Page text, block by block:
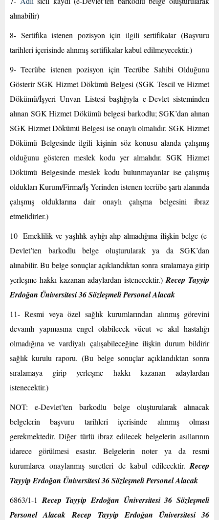
alınabilir)
8- Sertifika istenen pozisyon için ilgili sertifikalar (Başvuru
tarihleri içerisinde alınmış sertifikalar kabul edilmeyecektir.)
9- Tecrübe istenen pozisyon için Tecrübe Sahibi Olduğunu
Gösterir SGK Hizmet Dökümü Belgesi (SGK Tescil ve Hizmet
Dökümü/İşyeri Unvan Listesi başlığıyla e-Devlet sisteminden
alınan SGK Hizmet Dökümü belgesi barkodlu; SGK’dan alınan
SGK Hizmet Dökümü Belgesi ise onaylı olmalıdır. SGK Hizmet
Dökümü Belgesinde ilgili kişinin söz konusu alanda çalışmış
olduğunu gösteren meslek kodu yer almalıdır. SGK Hizmet
Dökümü Belgesinde meslek kodu bulunmayanlar ise çalışmış
oldukları Kurum/Firma/İş Yerinden istenen tecrübe şartı alanında
çalışmış olduklarına dair onaylı çalışma belgesini ibraz
etmelidirler.)
10- Emeklilik ve yaşlılık aylığı alıp almadığına ilişkin belge (e-
Devlet’ten barkodlu belge oluşturularak ya da SGK’dan
alınabilir. Bu belge sonuçlar açıklandıktan sonra sıralamaya girip
yerleşme hakkı kazanan adaylardan istenecektir.)Recep Tayyip
Erdoğan Üniversitesi 36 Sözleşmeli Personel Alacak
11- Resmi veya özel sağlık kurumlarından alınmış görevini
devamlı yapmasına engel olabilecek vücut ve akıl hastalığı
olmadığına ve vardiyalı çalışabileceğine ilişkin durum bildirir
sağlık kurulu raporu. (Bu belge sonuçlar açıklandıktan sonra
sıralamaya girip yerleşme hakkı kazanan adaylardan
istenecektir.)
NOT: e-Devlet’ten barkodlu belge oluşturularak alınacak
belgelerin başvuru tarihleri içerisinde alınmış olması
gerekmektedir. Diğer türlü ibraz edilecek belgelerin asıllarının
idarece görülmesi esastır. Belgelerin noter ya da resmi
kurumlarca onaylanmış suretleri de kabul edilecektir. Recep
Tayyip Erdoğan Üniversitesi 36 Sözleşmeli Personel Alacak
6863/1-1 Recep Tayyip Erdoğan Üniversitesi 36 Sözleşmeli
Personel AlacakRecep Tayyip Erdoğan Üniversitesi 36